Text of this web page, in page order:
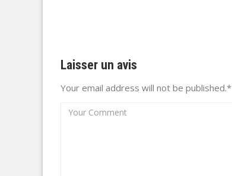
Laisser un avis
Your email address will not be published.*